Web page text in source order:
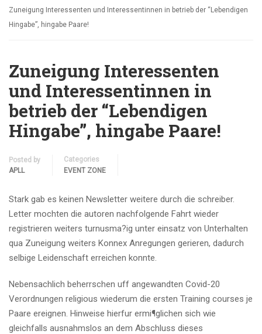
Zuneigung Interessenten und Interessentinnen in betrieb der “Lebendigen
Hingabe”, hingabe Paare!
Zuneigung Interessenten
und Interessentinnen in
betrieb der “Lebendigen
Hingabe”, hingabe Paare!
Posted by
APLL
Categories
EVENT ZONE
Stark gab es keinen Newsletter weitere durch die schreiber.
Letter mochten die autoren nachfolgende Fahrt wieder
registrieren weiters turnusma?ig unter einsatz von Unterhalten
qua Zuneigung weiters Konnex Anregungen gerieren, dadurch
selbige Leidenschaft erreichen konnte.
Nebensachlich beherrschen uff angewandten Covid-20
Verordnungen religious wiederum die ersten Training courses je
Paare ereignen. Hinweise hierfur ermi¶glichen sich wie
gleichfalls ausnahmslos an dem Abschluss dieses